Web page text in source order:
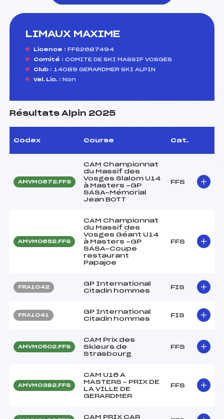
LIMAUX MAXIME
Licence : FFS2687494
Comité : COMITE DE SKI MASSIF VOSGES
Club : 14089 GERARDMER SKI ALPIN
Val. Lic. : Non
Résultats Alpin 2025
Codex Course Cat.
AMVM0672.FFS
CAM Championnat
du Massif des
Vosges Slalom U14
à Masters -GP
SASA-Mémorial
Jean BOTT
FFS
AMVM0652.FFS
CAM Championnat
du Massif des
Vosges Géant U14
à Masters -GP
SASA-Coupe
restaurant
Papajoe
FFS
FRA1042
GP International
Citadin hommes
FIS
FRA1041
GP International
Citadin hommes
FIS
AMVM0502.FFS
CAM Prix des
Skieurs de
Strasbourg
FFS
AMVM0382.FFS
CAM U16 A
MASTERS – PRIX DE
LA VILLE DE
GERARDMER
FFS
CAM PRIX CAR